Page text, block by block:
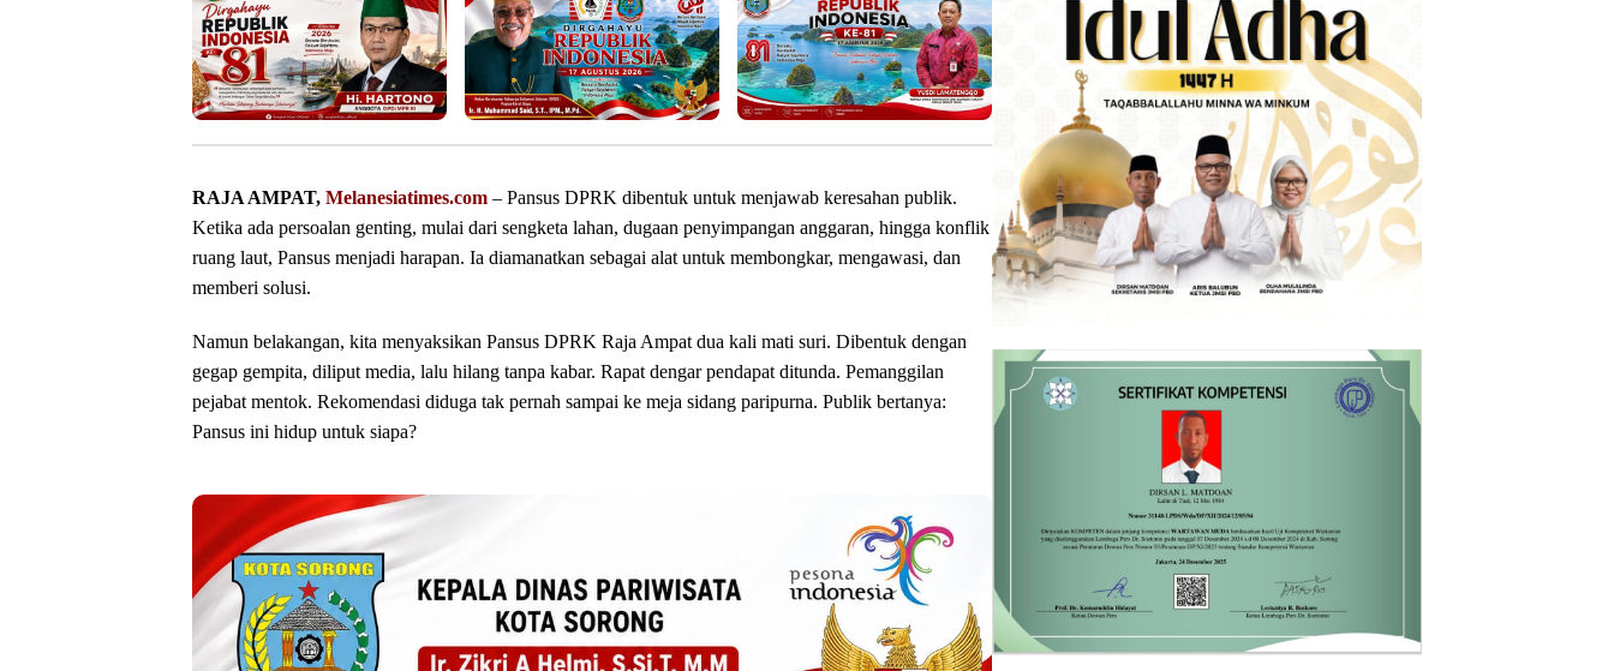
RAJA AMPAT, Melanesiatimes.com – Pansus DPRK dibentuk untuk menjawab keresahan publik.
Ketika ada persoalan genting, mulai dari sengketa lahan, dugaan penyimpangan anggaran, hingga konflik
ruang laut, Pansus menjadi harapan. Ia diamanatkan sebagai alat untuk membongkar, mengawasi, dan
memberi solusi.
‎Namun belakangan, kita menyaksikan Pansus DPRK Raja Ampat dua kali mati suri. Dibentuk dengan
gegap gempita, diliput media, lalu hilang tanpa kabar. Rapat dengar pendapat ditunda. Pemanggilan
pejabat mentok. Rekomendasi diduga tak pernah sampai ke meja sidang paripurna. Publik bertanya:
Pansus ini hidup untuk siapa?